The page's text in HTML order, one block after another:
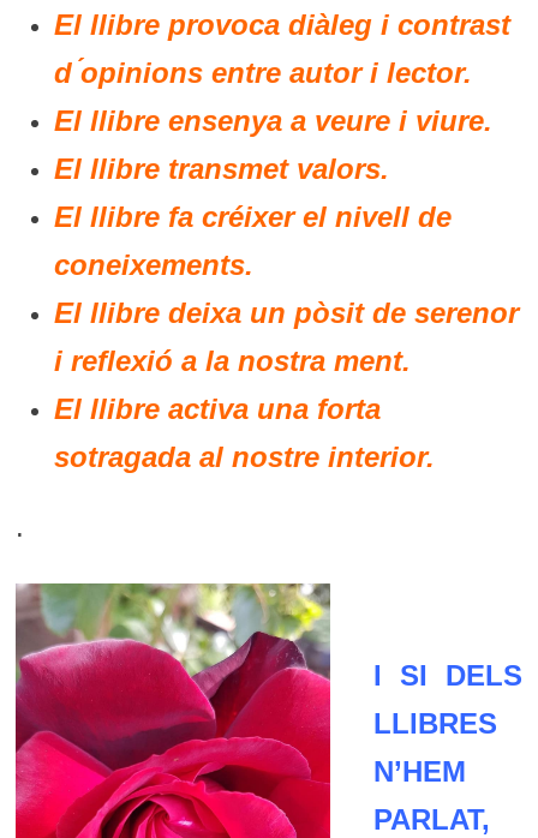
El llibre provoca diàleg i contrast
d ́opinions entre autor i lector.
El llibre ensenya a veure i viure.
El llibre transmet valors.
El llibre fa créixer el nivell de
coneixements.
El llibre deixa un pòsit de serenor
i reflexió a la nostra ment.
El llibre activa una forta
sotragada al nostre interior.
.
I SI DELS
LLIBRES
N’HEM
PARLAT,